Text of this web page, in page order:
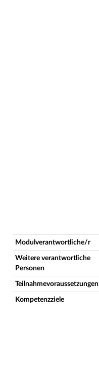
Modulverantwortliche/r
Weitere verantwortliche
Personen
Teilnahmevoraussetzungen
Kompetenzziele